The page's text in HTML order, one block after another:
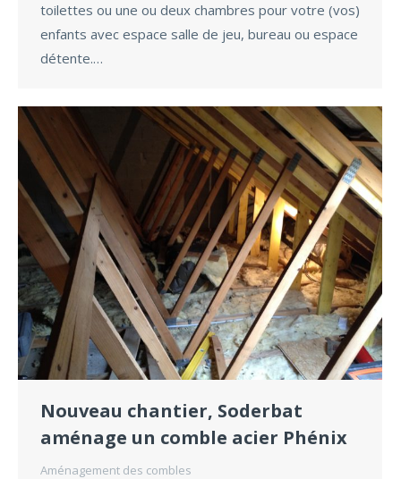
toilettes ou une ou deux chambres pour votre (vos)
enfants avec espace salle de jeu, bureau ou espace
détente.…
Nouveau chantier, Soderbat
aménage un comble acier Phénix
Aménagement des combles